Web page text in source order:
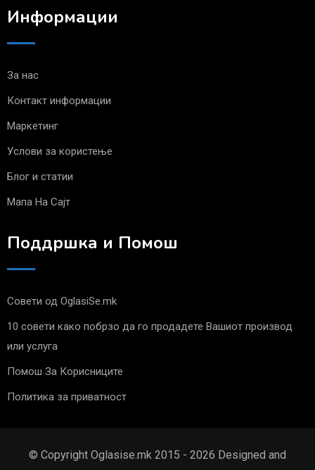
Информации
За нас
Контакт информации
Маркетинг
Услови за користење
Блог и статии
Мапа На Сајт
Поддршка и Помош
Совети од OglasiSe.mk
10 совети како побрзо да го продадете Вашиот производ
или услуга
Помош За Корисниците
Политика за приватност
© Copyright Oglasise.mk 2015 - 2026 Designed and